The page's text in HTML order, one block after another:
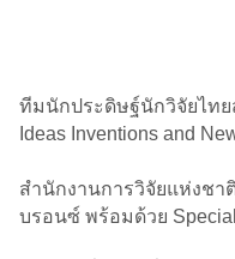
ทีมนักประดิษฐ์นักวิจัยไทย
Ideas Inventions and
สำนักงานการวิจัยแห่งชา
บรอนซ์ พร้อมด้วย